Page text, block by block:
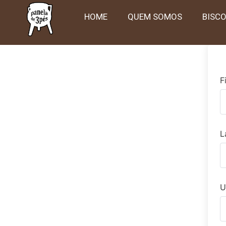
HOME QUEM SOMOS